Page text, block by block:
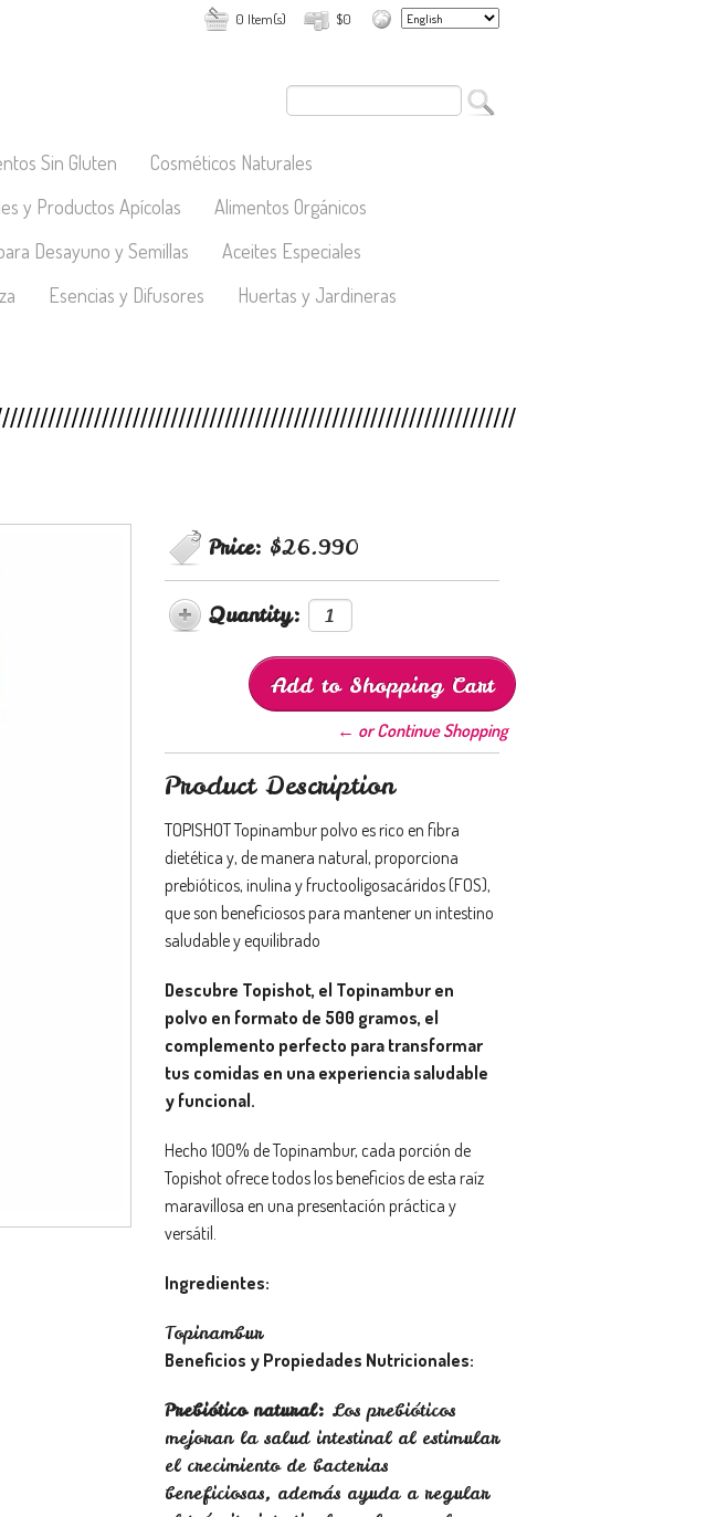
$0
0 Item(s)
Sin Gluten
Cosméticos Naturales
y Productos Apícolas
Alimentos Orgánicos
Desayuno y Semillas
Aceites Especiales
Esencias y Difusores
Huertas y Jardineras
Price: $26.990
Quantity:
← or Continue Shopping
Product Description
TOPISHOT Topinambur polvo es rico en fibra
dietética y, de manera natural, proporciona
prebióticos, inulina y fructooligosacáridos (FOS),
que son beneficiosos para mantener un intestino
saludable y equilibrado
Descubre Topishot, el Topinambur en
polvo en formato de 500 gramos, el
complemento perfecto para transformar
tus comidas en una experiencia saludable
y funcional.
Hecho 100% de Topinambur, cada porción de
Topishot ofrece todos los beneficios de esta raíz
maravillosa en una presentación práctica y
versátil.
Ingredientes:
Topinambur
Beneficios y Propiedades Nutricionales:
Prebiótico natural: Los prebióticos
mejoran la salud intestinal al estimular
el crecimiento de bacterias
beneficiosas, además ayuda a regular